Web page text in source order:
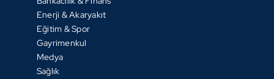
Enerji & Akaryakıt
Eğitim & Spor
Gayrimenkul
Medya
Sağlık